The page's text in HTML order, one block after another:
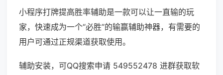
小程序打牌提高胜率辅助是一款可以让一直输的玩
家，快速成为一个“必胜”的输赢辅助神器，有需要的
用户可通过正规渠道获取使用。
辅助安装，可QQ搜索申请 549552478 进群获取软